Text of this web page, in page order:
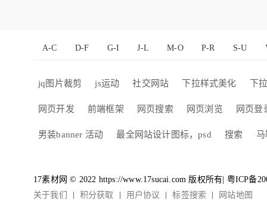
A-C D-F G-I J-L M-O P-R S-U
jq图片裁剪 js运动 社交网站 下拉样式美化 下
网页开发 前端框架 网页搜索 网页浏览 网页登
男装banner 活动 最全网站设计图标，psd 搜索 马
17素材网 © 2022 https://www.17sucai.com 版权所有| 粤ICP备
关于我们
积分获取 用户协议 标签搜索 网站地图